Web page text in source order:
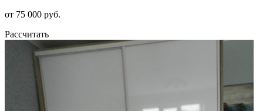
от 75 000 руб.
Рассчитать